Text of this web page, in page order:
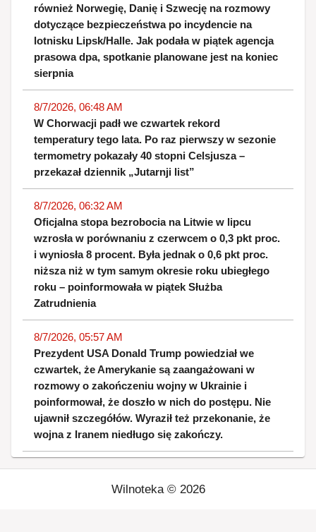
również Norwegię, Danię i Szwecję na rozmowy
dotyczące bezpieczeństwa po incydencie na
lotnisku Lipsk/Halle. Jak podała w piątek agencja
prasowa dpa, spotkanie planowane jest na koniec
sierpnia
8/7/2026, 06:48 AM
W Chorwacji padł we czwartek rekord
temperatury tego lata. Po raz pierwszy w sezonie
termometry pokazały 40 stopni Celsjusza –
przekazał dziennik „Jutarnji list”
8/7/2026, 06:32 AM
Oficjalna stopa bezrobocia na Litwie w lipcu
wzrosła w porównaniu z czerwcem o 0,3 pkt proc.
i wyniosła 8 procent. Była jednak o 0,6 pkt proc.
niższa niż w tym samym okresie roku ubiegłego
roku – poinformowała w piątek Służba
Zatrudnienia
8/7/2026, 05:57 AM
Prezydent USA Donald Trump powiedział we
czwartek, że Amerykanie są zaangażowani w
rozmowy o zakończeniu wojny w Ukrainie i
poinformował, że doszło w nich do postępu. Nie
ujawnił szczegółów. Wyraził też przekonanie, że
wojna z Iranem niedługo się zakończy.
Wilnoteka © 2026